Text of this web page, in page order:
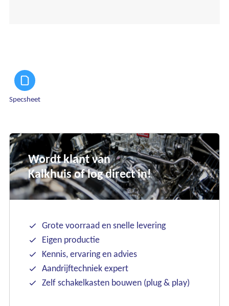
Specsheet
Wordt klant van
Kalkhuis of log direct in!
Grote voorraad en snelle levering
Eigen productie
Kennis, ervaring en advies
Aandrijftechniek expert
Zelf schakelkasten bouwen (plug & play)